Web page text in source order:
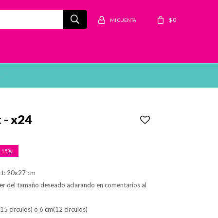
$ 0
- x24
15
20x27 cm
del tamaño deseado aclarando en comentarios al
circulos) o 6 cm(12 circulos)